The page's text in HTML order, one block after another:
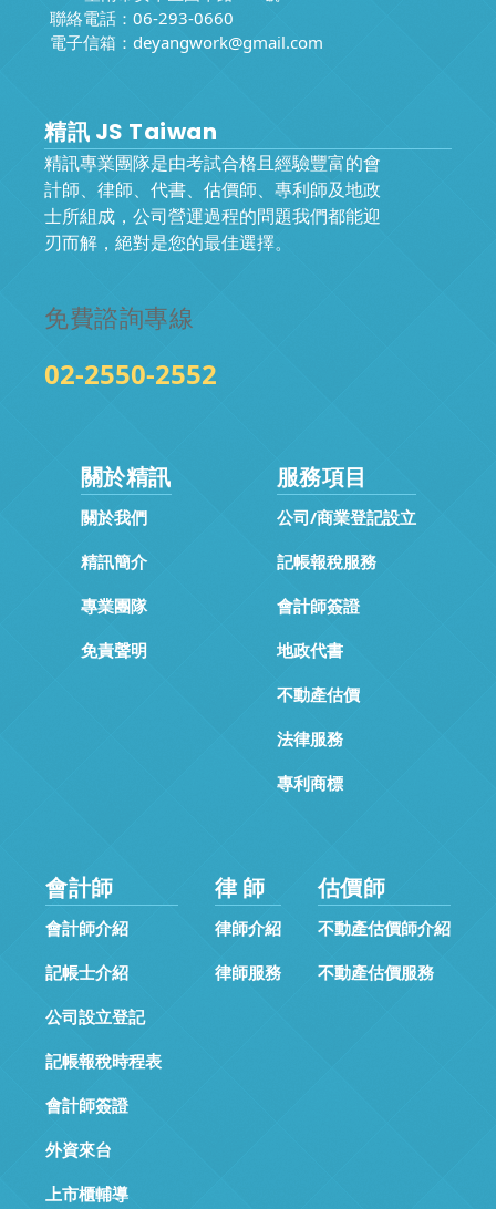
聯絡電話：06-293-0660
電子信箱： deyangwork@gmail.com
精訊 JS Taiwan
精訊專業團隊是由考試合格且經驗豐富的會
計師、律師、代書、估價師、專利師及地政
士所組成，公司營運過程的問題我們都能迎
刃而解，絕對是您的最佳選擇。
免費諮詢專線
02-2550-2552
關於精訊
關於我們
精訊簡介
專業團隊
免責聲明
服務項目
公司/商業登記設立
記帳報稅服務
會計師簽證
地政代書
不動產估價
法律服務
專利商標
會計師
會計師介紹
記帳士介紹
公司設立登記
記帳報稅時程表
會計師簽證
外資來台
上市櫃輔導
律 師
律師介紹
律師服務
估價師
不動產估價師介紹
不動產估價服務